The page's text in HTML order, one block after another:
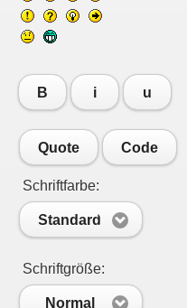
B i u
Quote Code
Schriftfarbe:
Standard
Schriftgröße:
Normal